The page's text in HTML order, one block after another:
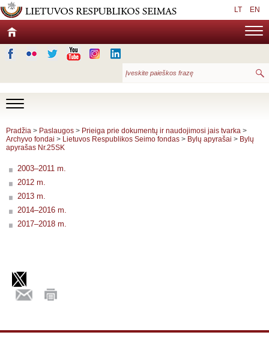
LT EN
Pradžia > Paslaugos > Prieiga prie dokumentų ir naudojimosi jais tvarka >
Archyvo fondai > Lietuvos Respublikos Seimo fondas > Bylų apyrašai > Bylų
apyrašas Nr.25SK
2003–2011 m.
2012 m.
2013 m.
2014–2016 m.
2017–2018 m.